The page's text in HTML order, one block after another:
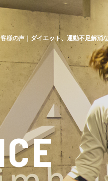
様の声｜ダイエット、運動不足解消